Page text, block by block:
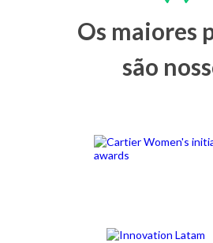
Os maiores
são